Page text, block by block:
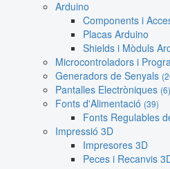
Arduino
Components i
Placas Arduino
Shields i Mòduls
Microcontroladors i
Generadors de Senyals
Pantalles Electròniques (6)
Fonts d'Alimentació (39)
Fonts Regulables
Impressió 3D
Impresores 3D
Peces i Recanvis